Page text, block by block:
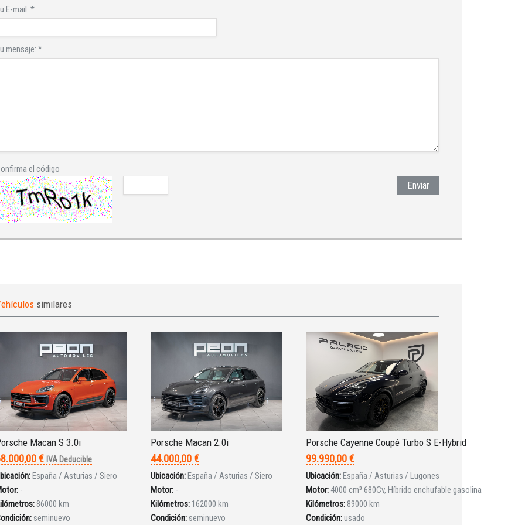
E-mail: *
mensaje: *
el código
Enviar
similares
Macan S 3.0i
€ IVA Deducible
España / Asturias / Siero
-
86000 km
seminuevo
Porsche Macan 2.0i
44.000,00 €
Ubicación: España / Asturias / Siero
Motor: -
Kilómetros: 162000 km
Condición: seminuevo
Porsche Cayenne Coupé Turbo S E-Hybrid
99.990,00 €
Ubicación: España / Asturias / Lugones
Motor:4000 cm³ 680Cv, Híbrido enchufable gasolina
Kilómetros: 89000 km
Condición:usado